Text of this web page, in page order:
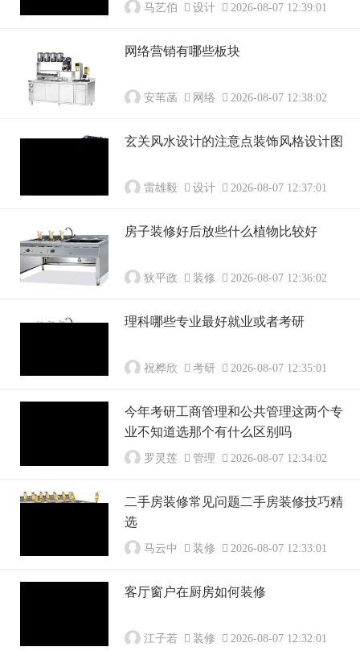
马艺伯 设计 2026-08-07 12:39:01
网络营销有哪些板块
安苇菡 网络 2026-08-07 12:38:02
玄关风水设计的注意点装饰风格设计图
雷雄毅 设计 2026-08-07 12:37:01
房子装修好后放些什么植物比较好
狄平政 装修 2026-08-07 12:36:02
理科哪些专业最好就业或者考研
祝桦欣 考研 2026-08-07 12:35:01
今年考研工商管理和公共管理这两个专
业不知道选那个有什么区别吗
罗灵莲 管理 2026-08-07 12:34:02
二手房装修常见问题二手房装修技巧精
选
马云中 装修 2026-08-07 12:33:01
客厅窗户在厨房如何装修
江子若 装修 2026-08-07 12:32:01